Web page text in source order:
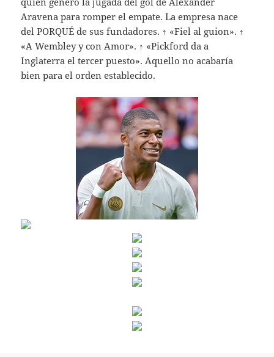
Aravena para romper el empate. La empresa nace
del PORQUÉ de sus fundadores. ↑ «Fiel al guion». ↑
«A Wembley y con Amor». ↑ «Pickford da a
Inglaterra el tercer puesto». Aquello no acabaría
bien para el orden establecido.